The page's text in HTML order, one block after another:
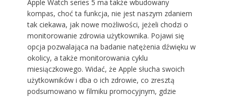
Apple Watch series 5 ma także wbudowany
kompas, choć ta funkcja, nie jest naszym zdaniem
tak ciekawa, jak nowe możliwości, jeżeli chodzi o
monitorowanie zdrowia użytkownika. Pojawi się
opcja pozwalająca na badanie natężenia dźwięku w
okolicy, a także monitorowania cyklu
miesiączkowego. Widać, że Apple słucha swoich
użytkowników i dba o ich zdrowie, co zresztą
podsumowano w filmiku promocyjnym, gdzie